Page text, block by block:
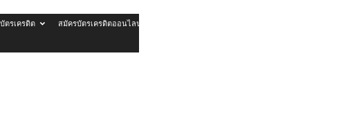
ตรเครดิต สมัครบัตรเครดิตออนไลน์